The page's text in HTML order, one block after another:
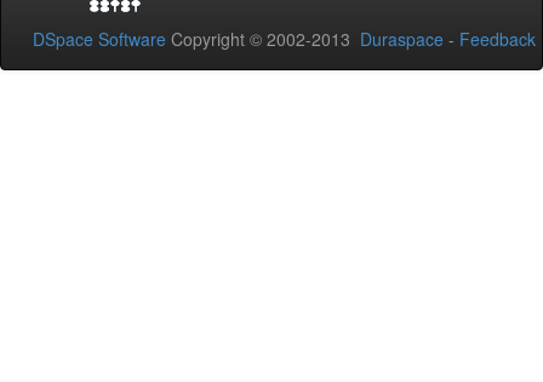
DSpace Software Copyright © 2002-2013 Duraspace - Feedback